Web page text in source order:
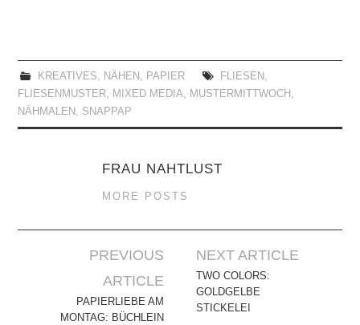
KREATIVES, NÄHEN , PAPIER FLIESEN ,
FLIESENMUSTER, MIXED MEDIA, MUSTERMITTWOCH ,
NÄHMALEN , SNAPPAP
FRAU NAHTLUST
MORE POSTS
Navigation
PREVIOUS
ARTICLE
PAPIERLIEBE AM
MONTAG: BÜCHLEIN
NEXT ARTICLE
TWO COLORS:
GOLDGELBE
STICKELEI